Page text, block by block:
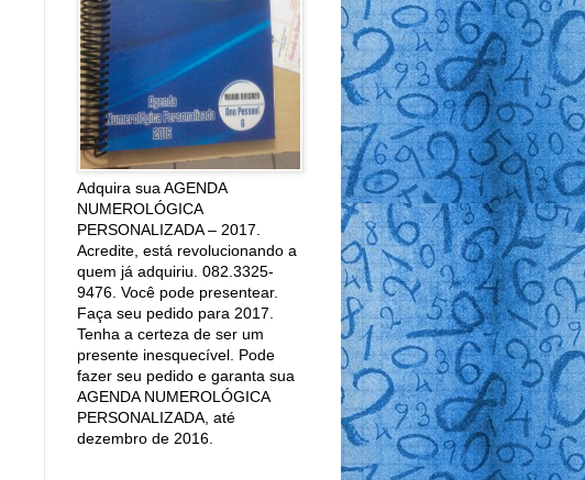
Adquira sua AGENDA
NUMEROLÓGICA
PERSONALIZADA – 2017.
Acredite, está revolucionando a
quem já adquiriu. 082.3325-
9476. Você pode presentear.
Faça seu pedido para 2017.
Tenha a certeza de ser um
presente inesquecível. Pode
fazer seu pedido e garanta sua
AGENDA NUMEROLÓGICA
PERSONALIZADA, até
dezembro de 2016.